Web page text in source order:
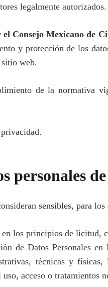
legalmente autorizados.
Consejo Mexicano de
y protección de los
sitio web.
de la normativa
personales
sensibles, para
en los principios de
de Datos Personales
técnicas y
acceso o tratamientos